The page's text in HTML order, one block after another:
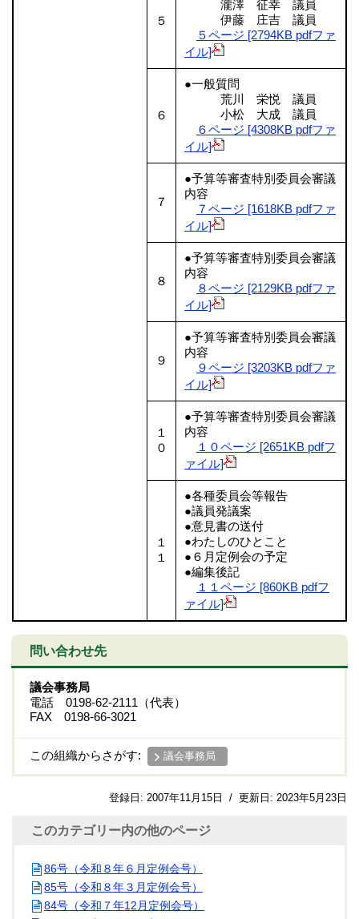
５
瀧澤 征幸 議員
伊藤 庄吉 議員
５ページ [2794KB pdfファ
イル]
６
●一般質問
荒川 栄悦 議員
小松 大成 議員
６ページ [4308KB pdfファ
イル]
７
●予算等審査特別委員会審議
内容
７ページ [1618KB pdfファ
イル]
８
●予算等審査特別委員会審議
内容
８ページ [2129KB pdfファ
イル]
９
●予算等審査特別委員会審議
内容
９ページ [3203KB pdfファ
イル]
１
０
●予算等審査特別委員会審議
内容
１０ページ [2651KB pdfフ
ァイル]
１
１
●各種委員会等報告
●議員発議案
●意見書の送付
●わたしのひとこと
●６月定例会の予定
●編集後記
１１ページ [860KB pdfフ
ァイル]
問い合わせ先
議会事務局
電話 0198-62-2111（代表）
FAX 0198-66-3021
この組織からさがす: 議会事務局
登録日: 2007年11月15日 / 更新日: 2023年5月23日
このカテゴリー内の他のページ
86号（令和８年６月定例会号）
85号（令和８年３月定例会号）
84号（令和７年12月定例会号）